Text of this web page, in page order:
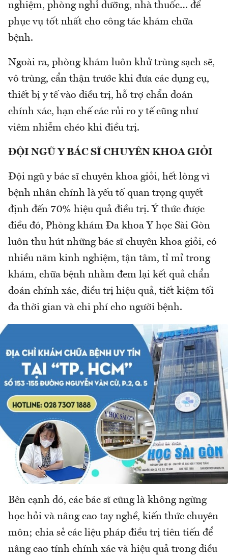
nghiệm, phòng nghỉ dưỡng, nhà thuốc… để
phục vụ tốt nhất cho công tác khám chữa
bệnh.
Ngoài ra, phòng khám luôn khử trùng sạch sẽ,
vô trùng, cẩn thận trước khi đưa các dụng cụ,
thiết bị y tế vào điều trị, hỗ trợ chẩn đoán
chính xác, hạn chế các rủi ro y tế cũng như
viêm nhiễm chéo khi điều trị.
ĐỘI NGŨ Y BÁC SĨ CHUYÊN KHOA GIỎI
Đội ngũ y bác sĩ chuyên khoa giỏi, hết lòng vì
bệnh nhân chính là yếu tố quan trọng quyết
định đến 70% hiệu quả điều trị. Ý thức được
điều đó, Phòng khám Đa khoa Y học Sài Gòn
luôn thu hút những bác sĩ chuyên khoa giỏi, có
nhiều năm kinh nghiệm, tận tâm, tỉ mỉ trong
khám, chữa bệnh nhằm đem lại kết quả chẩn
đoán chính xác, điều trị hiệu quả, tiết kiệm tối
đa thời gian và chi phí cho người bệnh.
Bên cạnh đó, các bác sĩ cũng là không ngừng
học hỏi và nâng cao tay nghề, kiến thức chuyên
môn; chia sẻ các liệu pháp điều trị tiên tiến để
nâng cao tính chính xác và hiệu quả trong điều